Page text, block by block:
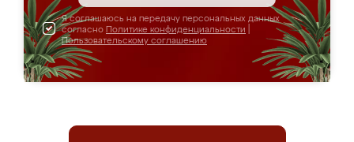
Я соглашаюсь на передачу персональных данных
согласно Политике конфиденциальности
Пользовательскому соглашению